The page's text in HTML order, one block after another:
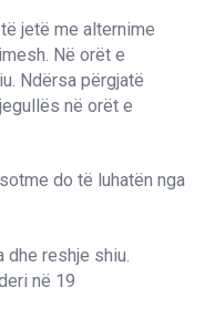
jetë me alternime
Në orët e
Ndërsa përgjatë
në orët e
do të luhatën nga
dhe reshje shiu.
në 19